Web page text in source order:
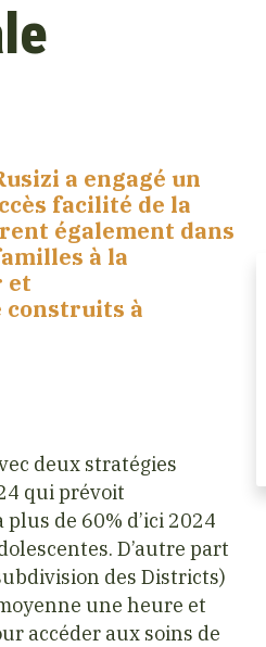
a engagé un
facilité de la
également dans
à la
et
construits à
deux stratégies
qui prévoit
de 60% d’ici 2024
D’autre part
des Districts)
une heure et
accéder aux soins de